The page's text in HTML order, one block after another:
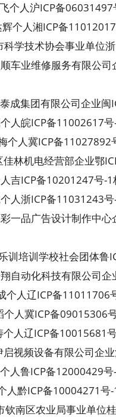
个人沪ICP备06031497
个人湘ICP备
学技术协会事业单位
车业维修服务有限公司
成集团有限公司企业
人皖ICP备11002617
人冀ICP备11027892
林机电经营部企业鄂
吉ICP备10201247号-1
人浙ICP备11031243
一品广告设计制作中
培训学校社会团体鲁
自动化科技有限公司
人辽ICP备11011706
人冀ICP备09015306
人辽ICP备10015681
视频设备有限公司企
人鲁ICP备12000429号
黔ICP备10004271号-
南区农业局事业单位